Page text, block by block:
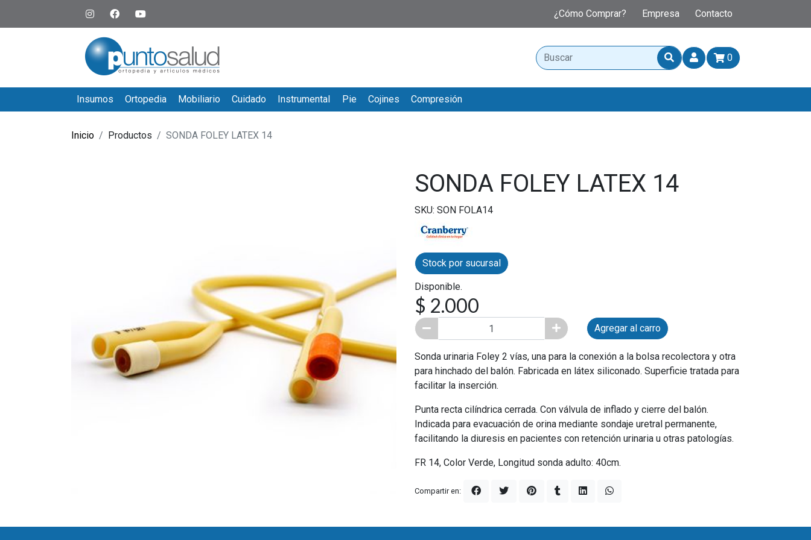
¿Cómo Comprar? Empresa Contacto
0
Insumos Ortopedia Mobiliario Cuidado Instrumental Pie Cojines Compresión
Inicio Productos SONDA FOLEY LATEX 14
SONDA FOLEY LATEX 14
SKU: SON FOLA14
Stock por sucursal
Disponible.
$ 2.000
Agregar al carro
Sonda urinaria Foley 2 vías, una para la conexión a la bolsa recolectora y otra
para hinchado del balón. Fabricada en látex siliconado. Superficie tratada para
facilitar la inserción.
Punta recta cilíndrica cerrada. Con válvula de inflado y cierre del balón.
Indicada para evacuación de orina mediante sondaje uretral permanente,
facilitando la diuresis en pacientes con retención urinaria u otras patologías.
FR 14, Color Verde, Longitud sonda adulto: 40cm.
Compartir en: